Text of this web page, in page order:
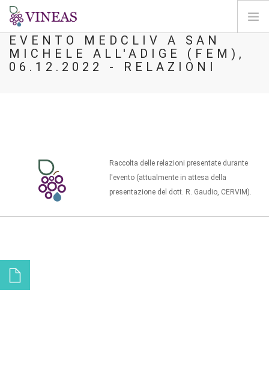
HOME
ABOUT VINEAS
EVENTO MEDCLIV A SAN
MICHELE ALL'ADIGE (FEM),
06.12.2022 - RELAZIONI
Raccolta delle relazioni presentate durante
l'evento (attualmente in attesa della
presentazione del dott. R. Gaudio, CERVIM).